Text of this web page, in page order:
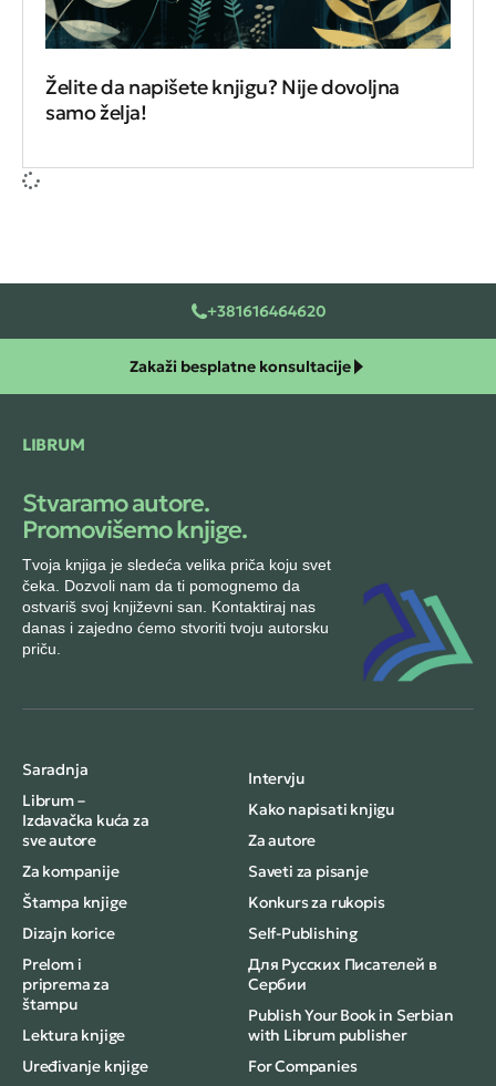
Želite da napišete knjigu? Nije dovoljna
samo želja!
+381616464620
Zakaži besplatne konsultacije
LIBRUM
Stvaramo autore.
Promovišemo knjige.
Tvoja knjiga je sledeća velika priča koju svet
čeka. Dozvoli nam da ti pomognemo da
ostvariš svoj književni san. Kontaktiraj nas
danas i zajedno ćemo stvoriti tvoju autorsku
priču.
Saradnja
Librum –
Izdavačka kuća za
sve autore
Za kompanije
Štampa knjige
Dizajn korice
Prelom i
priprema za
štampu
Lektura knjige
Uređivanje knjige
Intervju
Kako napisati knjigu
Za autore
Saveti za pisanje
Konkurs za rukopis
Self-Publishing
Для Русских Писателей в
Сербии
Publish Your Book in Serbian
with Librum publisher
For Companies